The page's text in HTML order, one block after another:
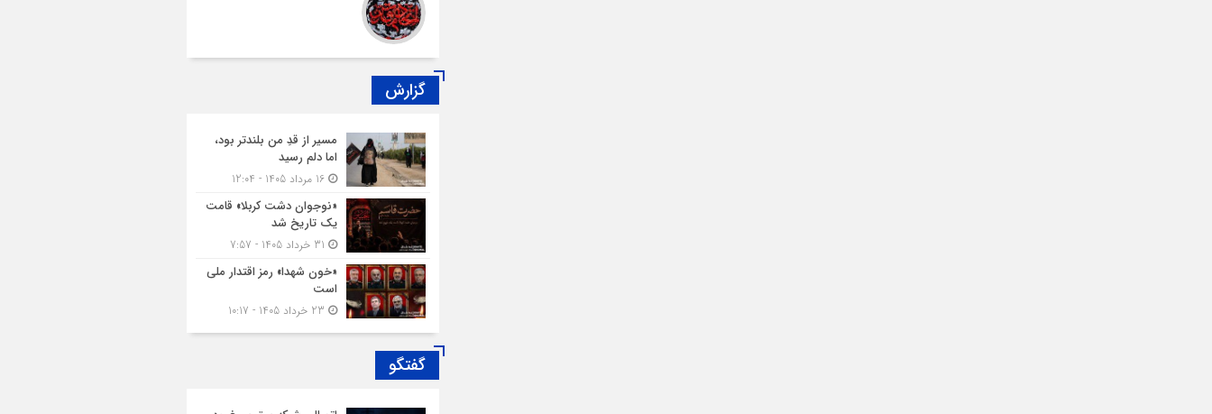
گزارش
مسیر از قدِ من بلندتر بود،
اما دلم رسید
«نوجوان دشت کربلا» قامت
یک تاریخ شد
«خون شهدا» رمز اقتدار ملی
است
گفتگو